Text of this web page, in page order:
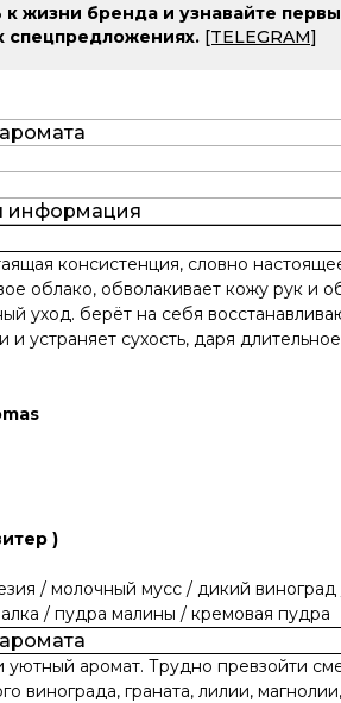
жизни бренда и узнавайте
спецпредложениях. [TELEGRAM]
информация
консистенция, словно
облако, обволакивает кожу рук и
уход. берёт на себя
и устраняет сухость, даря
)
/ молочный мусс / дикий виноград
/ пудра малины / кремовая пудра
уютный аромат. Трудно превзойти
винограда, граната, лилии,